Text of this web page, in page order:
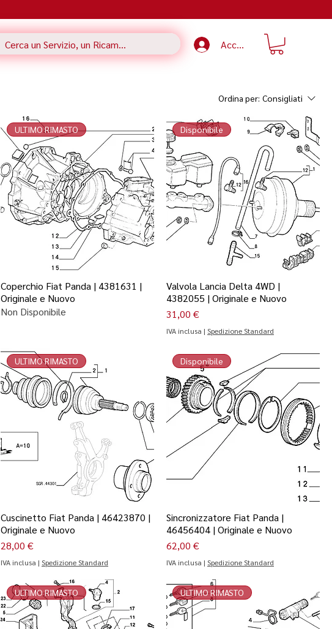
Accedi
Ordina per: Consigliati
ULTIMO RIMASTO
Coperchio Fiat Panda | 4381631 |
Originale e Nuovo
Non Disponibile
Disponibile
Valvola Lancia Delta 4WD |
4382055 | Originale e Nuovo
Prezzo
31,00 €
IVA inclusa | Spedizione Standard
ULTIMO RIMASTO
Cuscinetto Fiat Panda | 46423870 |
Originale e Nuovo
Prezzo
28,00 €
IVA inclusa | Spedizione Standard
Disponibile
Sincronizzatore Fiat Panda |
46456404 | Originale e Nuovo
Prezzo
62,00 €
IVA inclusa | Spedizione Standard
ULTIMO RIMASTO ULTIMO RIMASTO